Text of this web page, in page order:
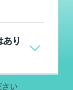
り
さい